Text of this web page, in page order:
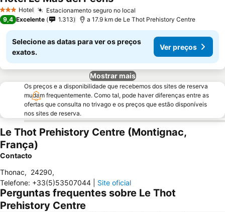
3 EstrelasHotel Estacionamento seguro no local
9,4 Excelente 1.313 a 17.9 km de Le Thot Prehistory Centre
Selecione as datas para ver os preços
exatos.
Ver preços
Mostrar mais
Os preços e a disponibilidade que recebemos dos sites de reserva
mudam frequentemente. Como tal, pode haver diferenças entre as
ofertas que consulta no trivago e os preços que estão disponíveis
nos sites de reserva.
Le Thot Prehistory Centre (Montignac,
França)
Contacto
Thonac, 24290,
Telefone: +33(5)53507044 Site oficial
Perguntas frequentes sobre Le Thot
Prehistory Centre